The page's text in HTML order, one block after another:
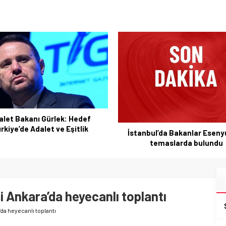
Bakanlar Esenyurt’ta
Ekenler Beton Sivasspor-
Esenler Erokspor Maçı
heyecanlı toplantı
heyecanlı toplantı